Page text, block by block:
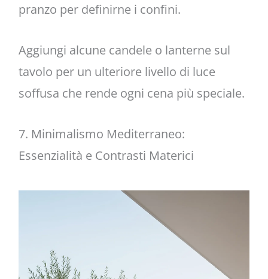
pranzo per definirne i confini.
Aggiungi alcune candele o lanterne sul
tavolo per un ulteriore livello di luce
soffusa che rende ogni cena più speciale.
7. Minimalismo Mediterraneo:
Essenzialità e Contrasti Materici